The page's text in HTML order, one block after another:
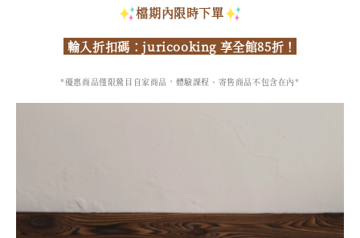
檔期內限時下單
輸入折扣碼：juricooking 享全館85折！
*優惠商品僅限鶯目自家商品，體驗課程、寄售商品不包含在內*